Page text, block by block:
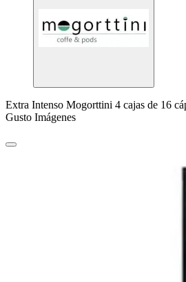
Extra Intenso Mogorttini 4 cajas de 16
Gusto Imágenes